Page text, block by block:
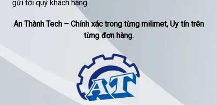
gửi tới quý khách hàng.
An Thành Tech – Chính xác trong từng milimet, Uy tín trên
từng đơn hàng.